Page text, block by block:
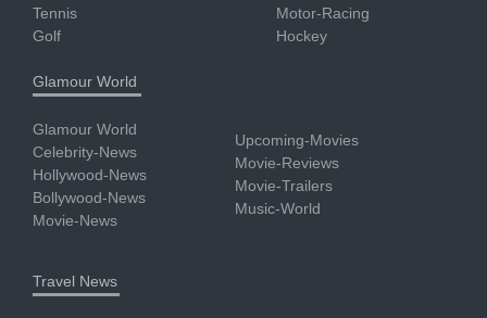
Tennis
Golf
Motor-Racing
Hockey
Glamour World
Glamour World
Celebrity-News
Hollywood-News
Bollywood-News
Movie-News
Upcoming-Movies
Movie-Reviews
Movie-Trailers
Music-World
Travel News